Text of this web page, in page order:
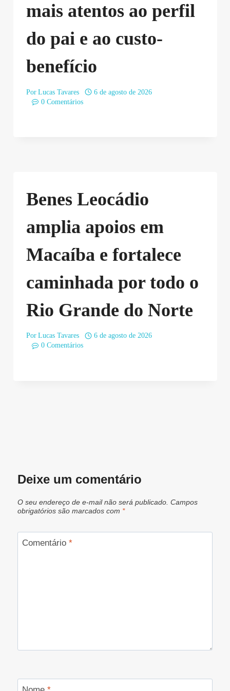
mais atentos ao perfil
do pai e ao custo-
benefício
Por Lucas Tavares
6 de agosto de 2026
0 Comentários
Benes Leocádio
amplia apoios em
Macaíba e fortalece
caminhada por todo o
Rio Grande do Norte
Por Lucas Tavares
6 de agosto de 2026
0 Comentários
Deixe um comentário
O seu endereço de e-mail não será publicado. Campos
obrigatórios são marcados com *
Comentário *